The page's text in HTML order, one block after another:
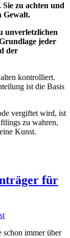
zu achten und
Gewalt.
unverletzlichen
jeder
der
kontrolliert.
ist die Basis
vergiftet wird, ist
zu wahren,
Kunst.
für
schon immer über